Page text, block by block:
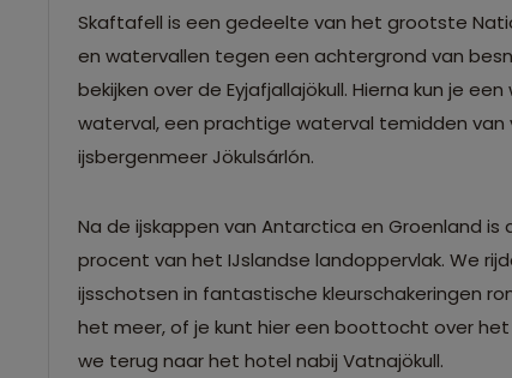
Skaftafell is een gedeelte van het grootste
en watervallen tegen een achtergrond van
bekijken over de Eyjafjallajökull. Hierna kun je
waterval, een prachtige waterval temidden van
ijsbergenmeer Jökulsárlón.
Na de ijskappen van Antarctica en Groenland
procent van het IJslandse landoppervlak. We
ijsschotsen in fantastische kleurschakeringen
het meer, of je kunt hier een boottocht over
we terug naar het hotel nabij Vatnajökull.